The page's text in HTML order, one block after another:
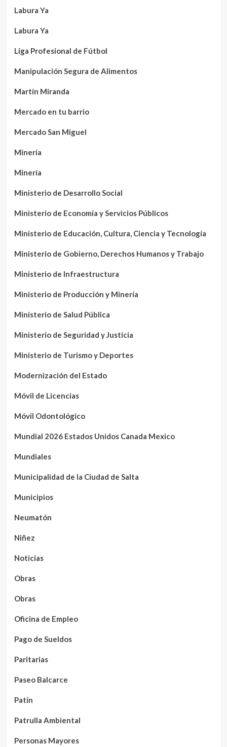
Labura Ya
Labura Ya
Liga Profesional de Fútbol
Manipulación Segura de Alimentos
Martín Miranda
Mercado en tu barrio
Mercado San Miguel
Minería
Minería
Ministerio de Desarrollo Social
Ministerio de Economía y Servicios Públicos
Ministerio de Educación, Cultura, Ciencia y Tecnología
Ministerio de Gobierno, Derechos Humanos y Trabajo
Ministerio de Infraestructura
Ministerio de Producción y Minería
Ministerio de Salud Pública
Ministerio de Seguridad y Justicia
Ministerio de Turismo y Deportes
Modernización del Estado
Móvil de Licencias
Móvil Odontológico
Mundial 2026 Estados Unidos Canada Mexico
Mundiales
Municipalidad de la Ciudad de Salta
Municipios
Neumatón
Niñez
Noticias
Obras
Obras
Oficina de Empleo
Pago de Sueldos
Paritarias
Paseo Balcarce
Patín
Patrulla Ambiental
Personas Mayores